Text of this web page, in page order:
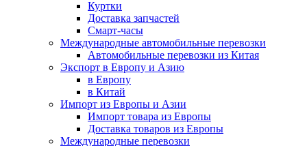
Куртки
Доставка запчастей
Смарт-часы
Международные автомобильные перевозки
Автомобильные перевозки из Китая
Экспорт в Европу и Азию
в Европу
в Китай
Импорт из Европы и Азии
Импорт товара из Европы
Доставка товаров из Европы
Международные перевозки